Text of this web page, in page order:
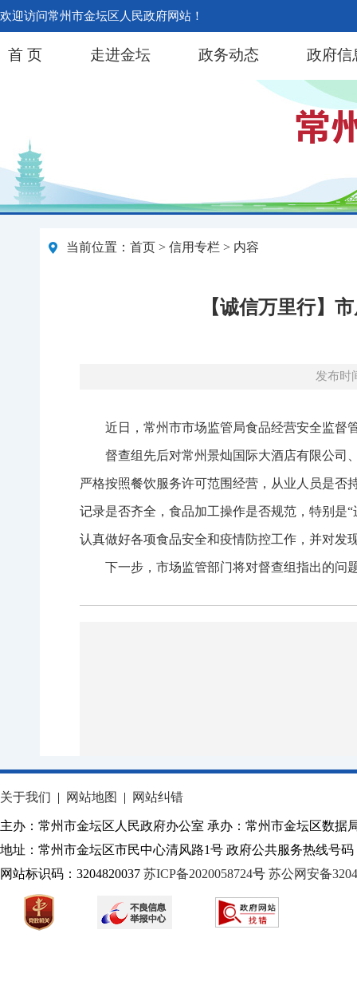
欢迎访问常州市金坛区人民政府网站！
首 页 走进金坛 政务动态 政府信
当前位置： 首页 > 信用专栏 > 内容
【诚信万里行】
发布时
近日，常州市市场监管局食品经营安全监督
督查组先后对常州景灿国际大酒店有限公司
严格按照餐饮服务许可范围经营，从业人员是否
记录是否齐全，食品加工操作是否规范，特别是
认真做好各项食品安全和疫情防控工作，并对发
下一步，市场监管部门将对督查组指出的问
关于我们 | 网站地图 | 网站纠错
主办：常州市金坛区人民政府办公室 承办：常州市金坛区数据
地址：常州市金坛区市民中心清风路1号 政府公共服务热线号码
网站标识码：3204820037 苏ICP备2020058724号 苏公网安备